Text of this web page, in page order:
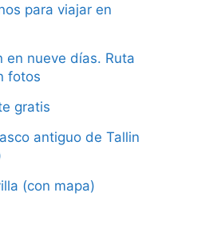
para viajar en
en nueve días. Ruta
fotos
gratis
antiguo de Tallin
(con mapa)